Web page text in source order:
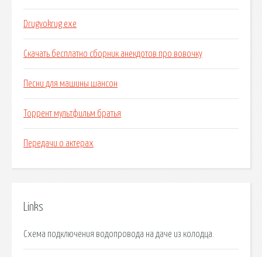
Drugvokrug exe
Скачать бесплатно сборник анекдотов про вовочку
Песни для машины шансон
Торрент мультфильм братья
Передачи о актерах
Links
Схема подключения водопровода на даче из колодца.